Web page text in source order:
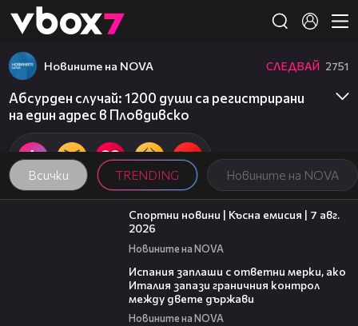
👾
Всички TRENDING Новините на NOVA
Новините на NOVA СЛЕДВАЙ 2751
Абсурден случай: 1200 души са регистрирани
на един адрес в Пловдивско
03:46
Спортни новини | Късна емисия | 7 авг.
2026
Новините на NOVA
Испания заплаши с ответни мерки, ако
Италия запази граничния контрол
между двете държави
Новините на NOVA